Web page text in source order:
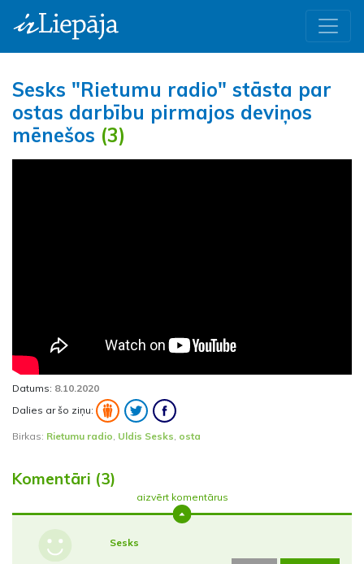
Sesks "Rietumu radio" stāsta par
ostas darbību pirmajos deviņos
mēnešos (3)
Datums: 8.10.2020
Dalies ar šo ziņu:
Birkas: Rietumu radio Uldis Sesks osta
Komentāri (3)
aizvērt komentārus
Sesks